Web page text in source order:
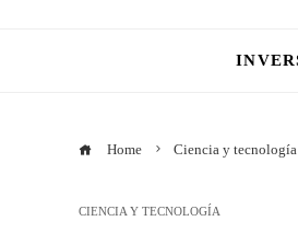
Home Ciencia y tecnología
CIENCIA Y TECNOLOGÍA